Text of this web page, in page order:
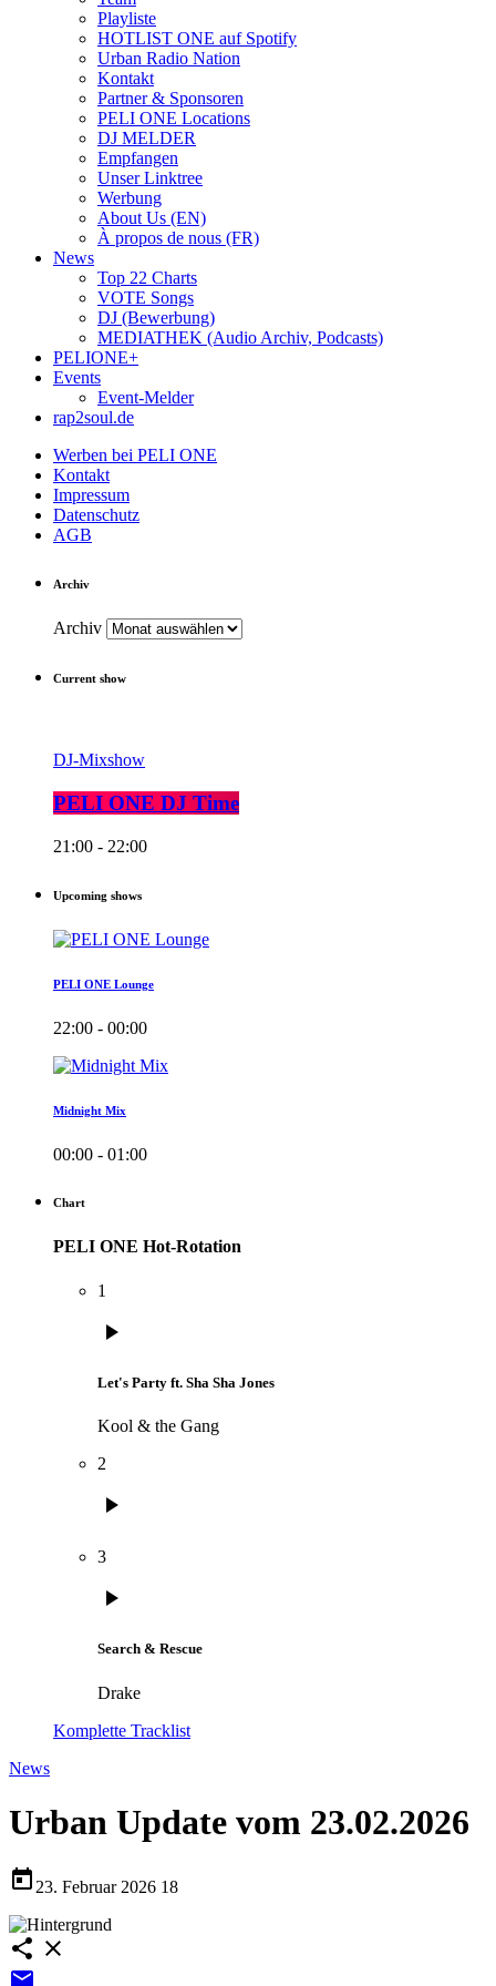
Playliste
HOTLIST ONE auf Spotify
Urban Radio Nation
Kontakt
Partner & Sponsoren
PELI ONE Locations
DJ MELDER
Empfangen
Unser Linktree
Werbung
About Us (EN)
À propos de nous (FR)
News
Top 22 Charts
VOTE Songs
DJ (Bewerbung)
MEDIATHEK (Audio Archiv, Podcasts)
PELIONE+
Events
Event-Melder
rap2soul.de
Werben bei PELI ONE
Kontakt
Impressum
Datenschutz
AGB
Archiv
Archiv
Current show
DJ-Mixshow
PELI ONE DJ Time
21:00 - 22:00
Upcoming shows
PELI ONE Lounge
22:00 - 00:00
Midnight Mix
00:00 - 01:00
Chart
PELI ONE Hot-Rotation
1
play_arrow
Let's Party ft. Sha Sha Jones
Kool & the Gang
2
play_arrow
3
play_arrow
Search & Rescue
Drake
Komplette Tracklist
News
Urban Update vom 23.02.2026
today23. Februar 2026 18
share close
email